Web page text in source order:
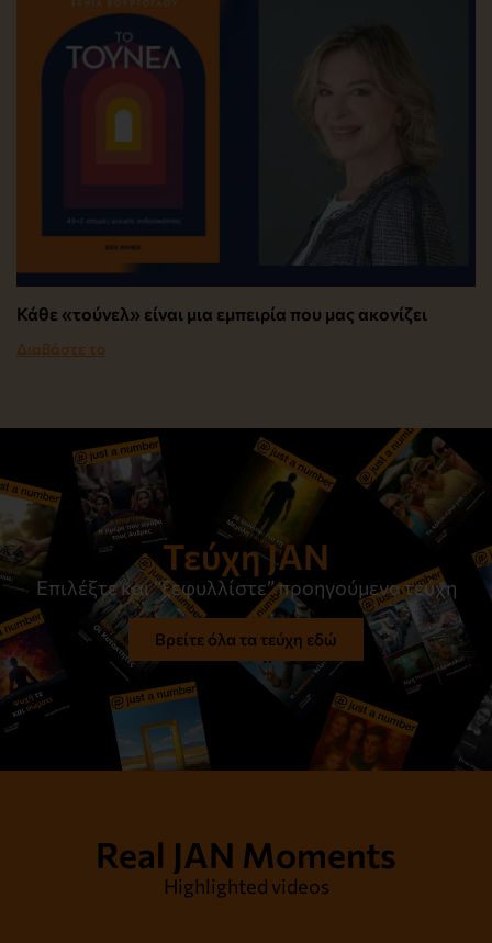
Κάθε «τούνελ» είναι μια εμπειρία που μας ακονίζει
Διαβάστε το
Τεύχη JAN
Επιλέξτε και “ξεφυλλίστε” προηγούμενα τεύχη
Βρείτε όλα τα τεύχη εδώ
Real JAN Moments
Highlighted videos